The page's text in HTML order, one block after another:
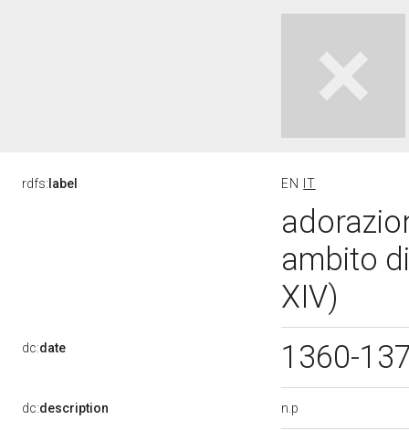
rdfs: label EN IT
ambito
XIV)
dc:date 1360-
dc:description n.p